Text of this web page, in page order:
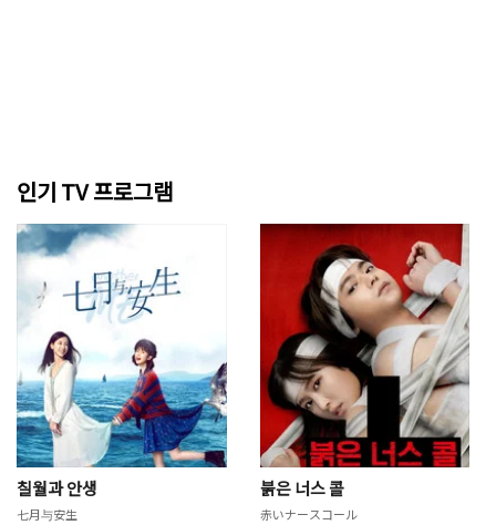
인기 TV 프로그램
칠월과 안생
七月与安生
붉은 너스 콜
赤いナースコール